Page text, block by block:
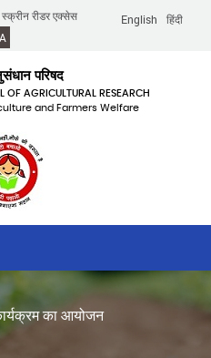
English हिंदी
स्क्रीन रीडर एक्सेस
A
परिषद
OF AGRICULTURAL RESEARCH
and Farmers Welfare
का आयोजन